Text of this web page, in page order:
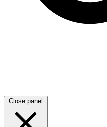
Close panel